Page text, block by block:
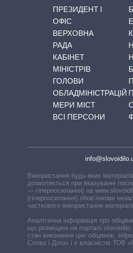
ПРЕЗИДЕНТ І
ОФІС
ВЕРХОВНА
РАДА
КАБІНЕТ
МІНІСТРІВ
ГОЛОВИ
ОБЛАДМІНІСТРАЦІЙ
МЕРИ МІСТ
ВСІ ПЕРСОНИ
Використання будь-яких
дозволяється при вказуванні
— гіперпосилання) на
(гіперпосилання) обов’язкове
часткового використання
Аналітична інформація про
що розміщені на порталі
стан виконання цих обіцянок,
Слово і Діло» і є власністю ТОВ